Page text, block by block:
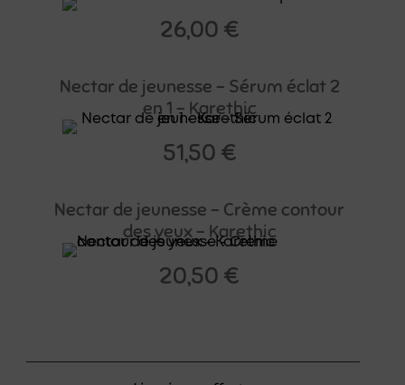
26,00 €
Nectar de jeunesse – Sérum éclat 2
en 1 – Karethic
51,50 €
Nectar de jeunesse – Crème contour
des yeux – Karethic
20,50 €